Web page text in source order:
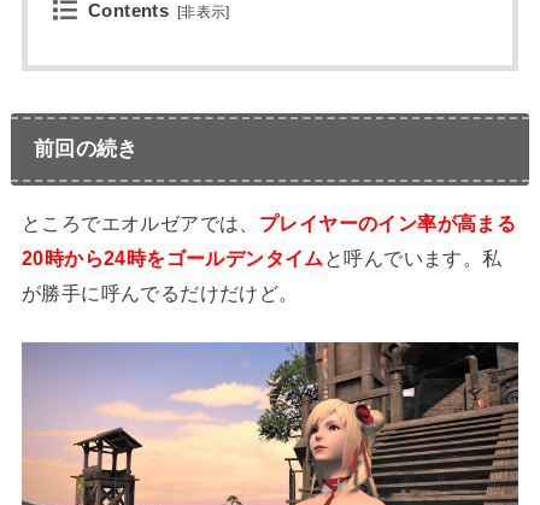
Contents [非表示]
前回の続き
ところでエオルゼアでは、 プレイヤーのイン率が高まる
20時から24時をゴールデンタイム と呼んでいます。私
が勝手に呼んでるだけだけど。